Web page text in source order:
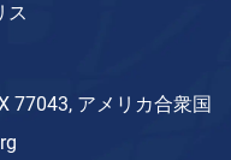
ス
77043, アメリカ合衆国